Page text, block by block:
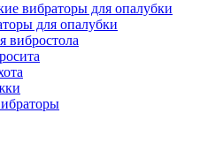
вибраторы для опалубки
для опалубки
вибростола